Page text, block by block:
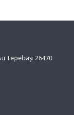
Tepebaşı 26470